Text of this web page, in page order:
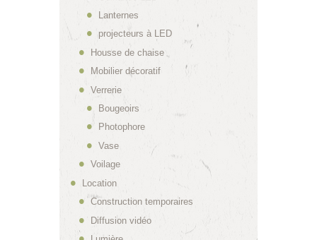
Lanternes
projecteurs à LED
Housse de chaise
Mobilier décoratif
Verrerie
Bougeoirs
Photophore
Vase
Voilage
Location
Construction temporaires
Diffusion vidéo